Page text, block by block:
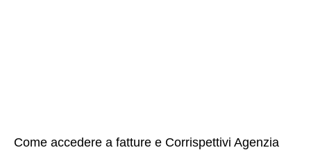
Come accedere a fatture e Corrispettivi Agenzia